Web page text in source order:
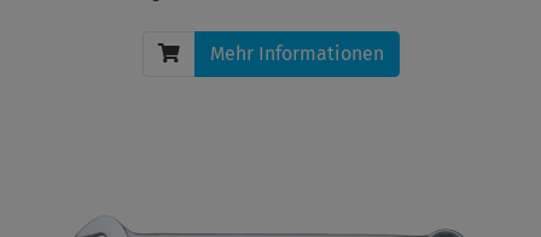
Mehr Informationen